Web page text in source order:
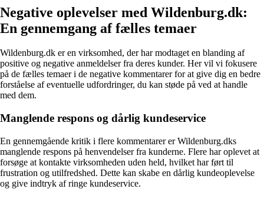
Negative oplevelser med Wildenburg.dk:
En gennemgang af fælles temaer
Wildenburg.dk er en virksomhed, der har modtaget en blanding af
positive og negative anmeldelser fra deres kunder. Her vil vi fokusere
på de fælles temaer i de negative kommentarer for at give dig en bedre
forståelse af eventuelle udfordringer, du kan støde på ved at handle
med dem.
Manglende respons og dårlig kundeservice
En gennemgående kritik i flere kommentarer er Wildenburg.dks
manglende respons på henvendelser fra kunderne. Flere har oplevet at
forsøge at kontakte virksomheden uden held, hvilket har ført til
frustration og utilfredshed. Dette kan skabe en dårlig kundeoplevelse
og give indtryk af ringe kundeservice.